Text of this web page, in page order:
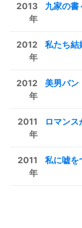
2013
年
九家の書
2012
年
私たち結
2012
年
美男バン
2011
年
ロマンス
2011
年
私に嘘を